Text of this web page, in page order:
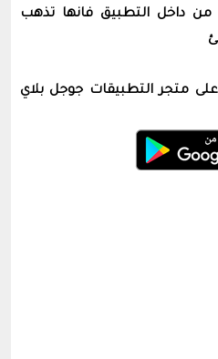
من داخل التطبيق فانها تذهب
على متجر التطبيقات جوجل بلاي